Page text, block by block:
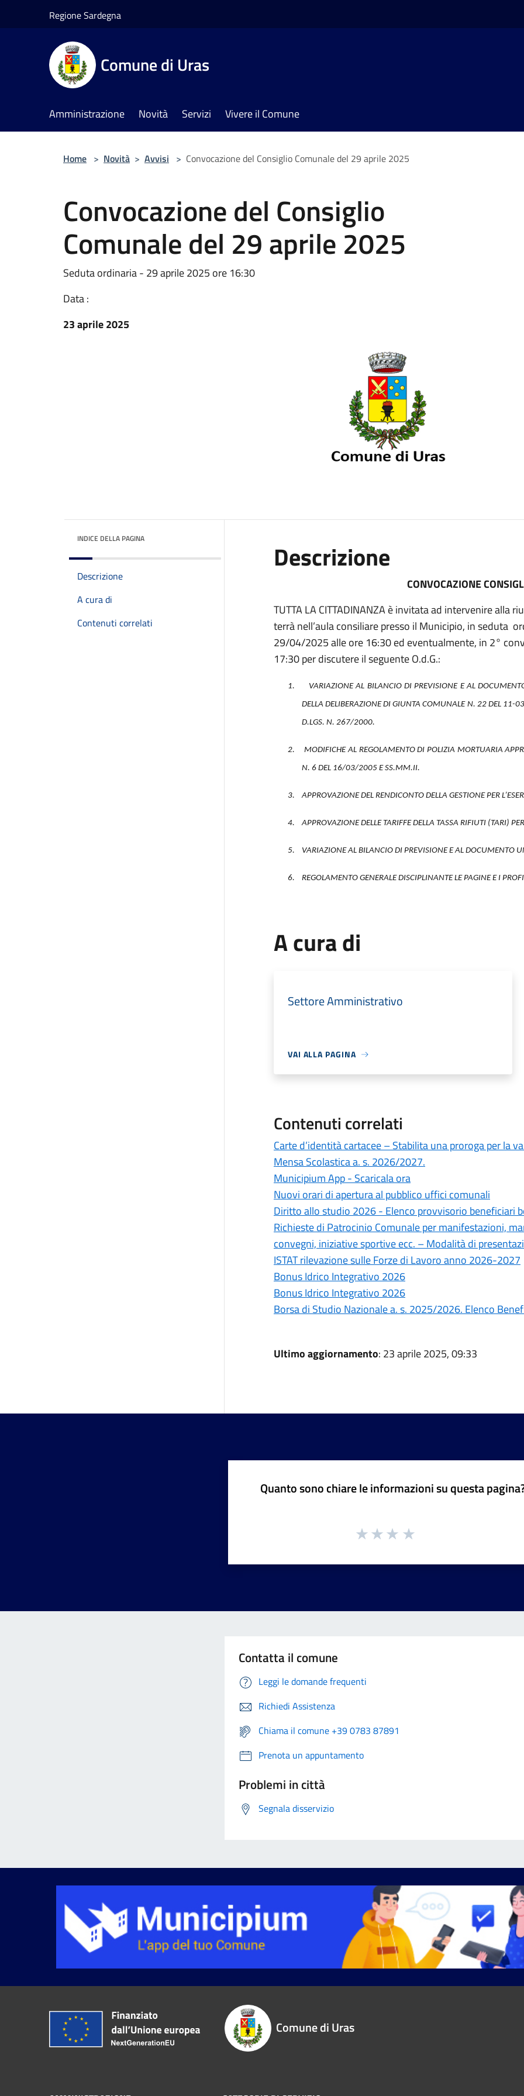
Regione Sardegna
Comune di Uras
Amministrazione Novità Servizi Vivere il Comune
Home > Novità > Avvisi > Convocazione del Consiglio Comunale del 29 aprile 2025
Convocazione del Consiglio
Comunale del 29 aprile 2025
Seduta ordinaria - 29 aprile 2025 ore 16:30
Data :
23 aprile 2025
INDICE DELLA PAGINA
Descrizione
A cura di
Contenuti correlati
Descrizione
CONVOCAZIONE
TUTTA LA CITTADINANZA è invitata ad intervenire alla
terrà nell’aula consiliare presso il Municipio, in seduta
29/04/2025alle ore 16:30 ed eventualmente, in 2°
17:30 per discutere il seguente O.d.G.:
1. VARIAZIONE AL BILANCIO DI PREVISIONE E AL
DELLA DELIBERAZIONE DI GIUNTA COMUNALE N. 22 DEL 11-
D.LGS. N. 267/2000.
2. MODIFICHE AL REGOLAMENTO DI POLIZIA MORTUARIA
N. 6 DEL 16/03/2005 E SS.MM.II.
3. APPROVAZIONE DEL RENDICONTO DELLA GESTIONE PER
4. APPROVAZIONE DELLE TARIFFE DELLA TASSA RIFIUTI (TARI)
5. VARIAZIONE AL BILANCIO DI PREVISIONE E AL
6. REGOLAMENTO GENERALE DISCIPLINANTE LE PAGINE E I
A cura di
Settore Amministrativo
VAI ALLA PAGINA
Contenuti correlati
Carte d’identità cartacee – Stabilita una proroga per la
Mensa Scolastica a. s. 2026/2027.
Municipium App - Scaricala ora
Nuovi orari di apertura al pubblico uffici comunali
Diritto allo studio 2026 - Elenco provvisorio beneficiari
Richieste di Patrocinio Comunale per manifestazioni,
convegni, iniziative sportive ecc. – Modalità di
ISTAT rilevazione sulle Forze di Lavoro anno 2026-2027
Bonus Idrico Integrativo 2026
Bonus Idrico Integrativo 2026
Borsa di Studio Nazionale a. s. 2025/2026. Elenco
Ultimo aggiornamento: 23 aprile 2025, 09:33
Quanto sono chiare le informazioni su questa
Contatta il comune
Leggi le domande frequenti
Richiedi Assistenza
Chiama il comune +39 0783 87891
Prenota un appuntamento
Problemi in città
Segnala disservizio
Comune di Uras